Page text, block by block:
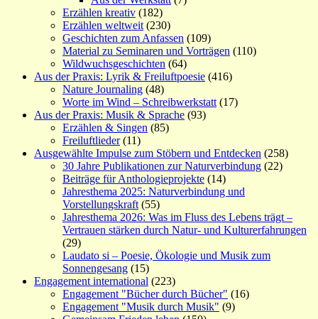
Erzählen kreativ (182)
Erzählen weltweit (230)
Geschichten zum Anfassen (109)
Material zu Seminaren und Vorträgen (110)
Wildwuchsgeschichten (64)
Aus der Praxis: Lyrik & Freiluftpoesie (416)
Nature Journaling (48)
Worte im Wind – Schreibwerkstatt (17)
Aus der Praxis: Musik & Sprache (93)
Erzählen & Singen (85)
Freiluftlieder(11)
Ausgewählte Impulse zum Stöbern und Entdecken (258)
30 Jahre Publikationen zur Naturverbindung (22)
Beiträge für Anthologieprojekte (14)
Jahresthema 2025: Naturverbindung und
Vorstellungskraft (55)
Jahresthema 2026: Was im Fluss des Lebens trägt –
Vertrauen stärken durch Natur- und Kulturerfahrungen
(29)
Laudato si – Poesie, Ökologie und Musik zum
Sonnengesang (15)
Engagement international (223)
Engagement "Bücher durch Bücher" (16)
Engagement "Musik durch Musik" (9)